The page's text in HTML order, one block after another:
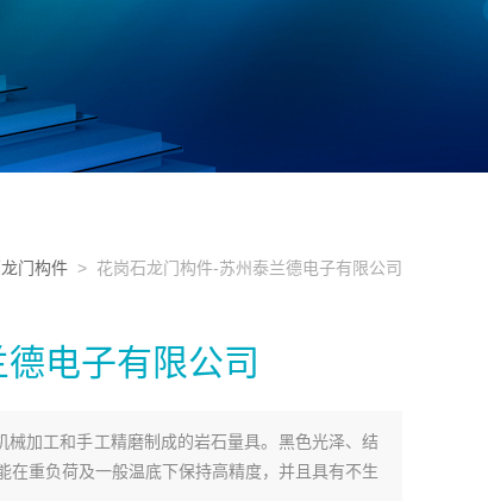
门构件 > 花岗石龙门构件-苏州泰兰德电子有限公司
电子有限公司
械加工和手工精磨制成的岩石量具。黑色光泽、结
重负荷及一般温底下保持高精度，并且具有不生